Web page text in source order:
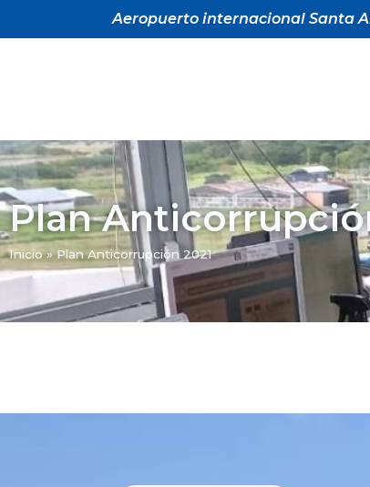
Aeropuerto internacional Santa
Plan
Inicio»Plan Anticorrupción 2021